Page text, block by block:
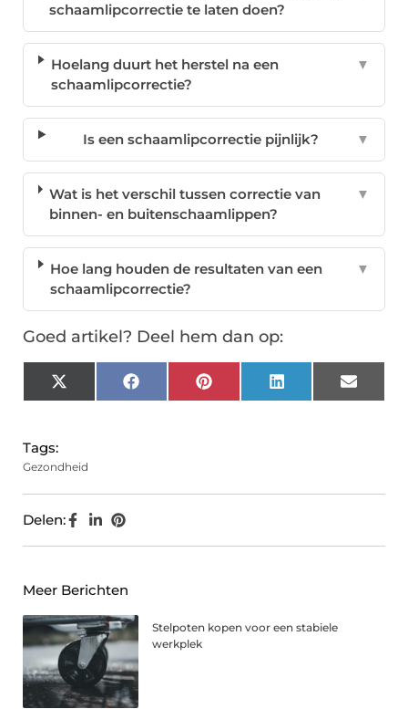
schaamlipcorrectie te laten doen?
Hoelang duurt het herstel na een
schaamlipcorrectie?
▼
Is een schaamlipcorrectie pijnlijk? ▼
Wat is het verschil tussen correctie van
binnen- en buitenschaamlippen?
▼
Hoe lang houden de resultaten van een
schaamlipcorrectie?
▼
Goed artikel? Deel hem dan op:
X
(Twitter)
FacebookPinterest LinkedIn Email
Tags:
Gezondheid
Delen:
Meer Berichten
Stelpoten kopen voor een stabiele
werkplek